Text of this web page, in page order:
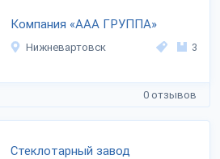
Компания «ААА ГРУППА»
Нижневартовск 3
0 отзывов
Стеклотарный завод